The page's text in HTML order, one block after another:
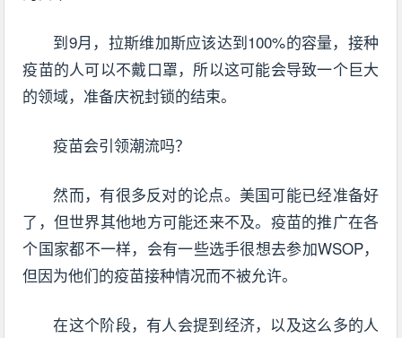
到9月，拉斯维加斯应该达到100%的容量，接种
疫苗的人可以不戴口罩，所以这可能会导致一个巨大
的领域，准备庆祝封锁的结束。
疫苗会引领潮流吗？
然而，有很多反对的论点。美国可能已经准备好
了，但世界其他地方可能还来不及。疫苗的推广在各
个国家都不一样，会有一些选手很想去参加WSOP，
但因为他们的疫苗接种情况而不被允许。
在这个阶段，有人会提到经济，以及这么多的人